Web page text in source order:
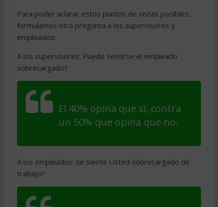
Para poder aclarar estos puntos de vistas posibles,
formulamos otra pregunta a los supervisores y
empleados:
A los supervisores: Puede sentirse el empleado
sobrecargado?
El 40% opina que si, contra
un 50% que opina que no.
A los empleados: se siente Usted sobrecargado de
trabajo?